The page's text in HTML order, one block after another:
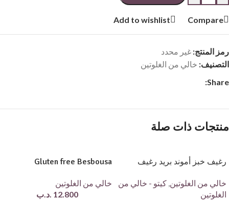
Compare
Add to wishlist
رمز المنتج: غير محدد
التصنيف: خالي من الغلوتين
Share:
منتجات ذات صلة
رغيف خبز أموند بريد رغيف
خالي من الغلوتين, كيتو - خالي من
الغلوتين
Gluten free Besbousa
خالي من الغلوتين
12.800 .د.ب